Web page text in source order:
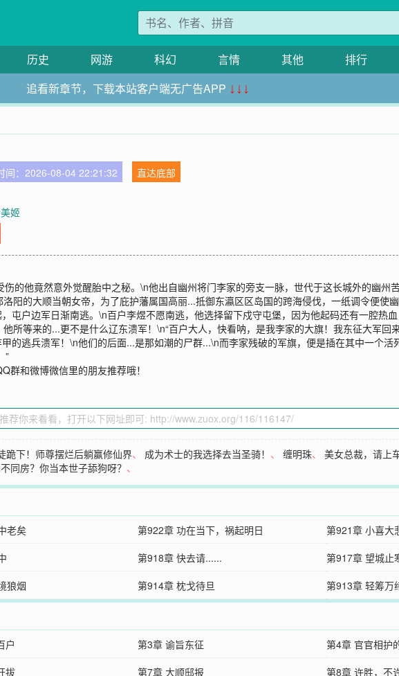
历史 网游 科幻 言情 其他 排行
追看新章节，下载本站客户端无广告APP ↓↓↓
间：2026-08-04 22:21:32
直达底部
姬
的他竟然意外觉醒胎中之秘。\n他出自幽州将门李家的旁支一脉，世代于这长城外的幽州
阳的大顺当朝女帝，为了庇护藩属国高丽...抵御东瀛区区岛国的跨海侵伐，一纸调令便使
屯户边军日渐南逃。\n百户李煜不愿南逃，他选择留下戍守屯堡，因为他起码还有一腔热
所等来的...更不是什么辽东溃军！\n“百户大人，快看呐，是我李家的大旗！我东征大军回
的逃兵溃军！\n他们的后面...是那如潮的尸群...\n而李家残破的军旗，便是插在其中一个活
”
群和微博微信里的朋友推荐哦！
跪下！师尊摆烂后躺赢修仙界、 成为术士的我选择去当圣骑！ 、缠明珠、美女总裁，请上
同房？你当本世子舔狗呀？ 、
老矣 第922章 功在当下，祸起明日
第921章 小喜大
第918章 快去请......
第917章 望城止
狼烟 第914章 枕戈待旦 第913章 轻筹万
户 第3章 谕旨东征
第4章 官官相护
拔 第7章 大顺邸报
第8章 许胜，不